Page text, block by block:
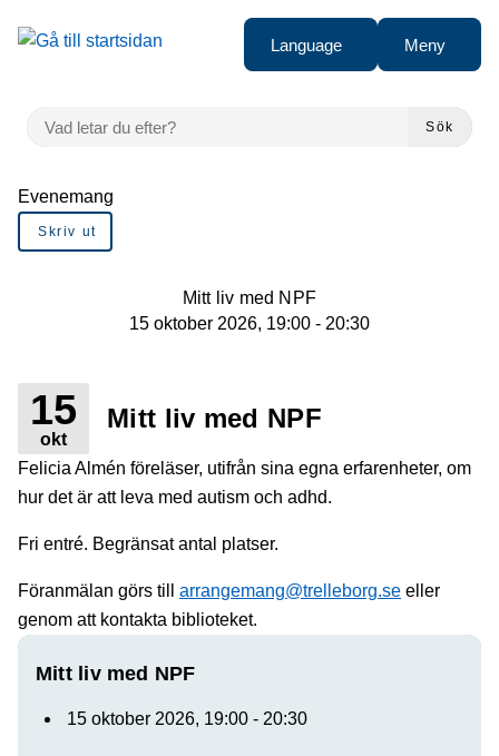
Gå till innehåll
Language Meny
VAD LETAR DU EFTER?
Sök
Du är här:
Evenemang
Skriv ut
Mitt liv med NPF
15 oktober 2026, 19:00 - 20:30
15
okt
Mitt liv med NPF
Felicia Almén föreläser, utifrån sina egna erfarenheter, om
hur det är att leva med autism och adhd.
Fri entré. Begränsat antal platser.
Föranmälan görs till arrangemang@trelleborg.se eller
genom att kontakta biblioteket.
Mitt liv med NPF
15 oktober 2026, 19:00 - 20:30